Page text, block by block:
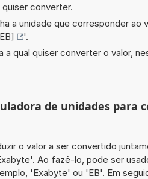
converter.
a unidade que corresponder ao
'.
a qual quiser converter o valor,
de unidades para
o valor a ser convertido
Ao fazê-lo, pode ser
'Exabyte' ou 'EB'. Em